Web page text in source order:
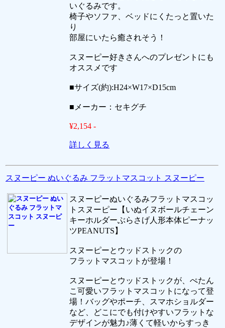
いぐるみです。
椅子やソファ、ベッドにくたっと置いた
り
部屋にいたら癒されそう！
スヌーピー好きさんへのプレゼントにも
オススメです
■サイズ(約):H24×W17×D15cm
■メーカー：セキグチ
¥2,154 -
詳しく見る
スヌーピー ぬいぐるみ フラットマスコット スヌーピー
スヌーピーぬいぐるみフラットマスコッ
トスヌーピー【いぬイヌボールチェーン
キーホルダーぶらさげ人形本体ピーナッ
ツPEANUTS】
スヌーピーとウッドストックの
フラットマスコットが登場！
スヌーピーとウッドストックが、ぺたん
こ可愛いフラットマスコットになって登
場！バッグやポーチ、スマホショルダー
など、どこにでも付けやすいフラットな
デザインが魅力♪薄くて軽いからすっき